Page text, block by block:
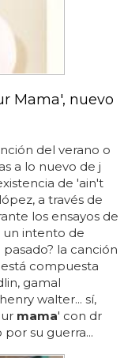
Mama', nuevo
del verano o
a lo nuevo de j
de 'ain't
a través de
los ensayos de
un intento de
la canción
compuesta
gamal
walter... sí,
mama' con dr
su guerra...